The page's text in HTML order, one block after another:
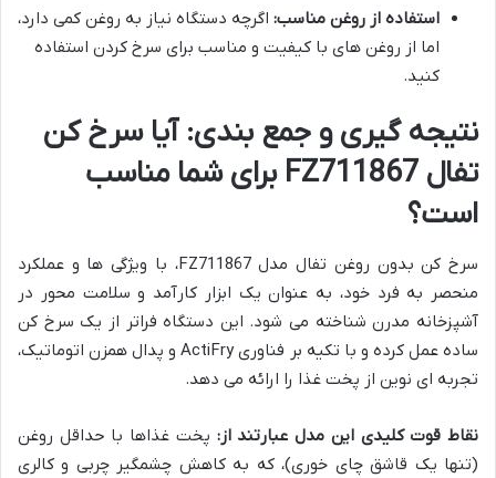
استفاده از روغن مناسب: اگرچه دستگاه نیاز به روغن کمی دارد،
اما از روغن های با کیفیت و مناسب برای سرخ کردن استفاده
کنید.
نتیجه گیری و جمع بندی: آیا سرخ کن
تفال FZ711867 برای شما مناسب
است؟
سرخ کن بدون روغن تفال مدل FZ711867، با ویژگی ها و عملکرد
منحصر به فرد خود، به عنوان یک ابزار کارآمد و سلامت محور در
آشپزخانه مدرن شناخته می شود. این دستگاه فراتر از یک سرخ کن
ساده عمل کرده و با تکیه بر فناوری ActiFry و پدال همزن اتوماتیک،
تجربه ای نوین از پخت غذا را ارائه می دهد.
نقاط قوت کلیدی این مدل عبارتند از: پخت غذاها با حداقل روغن
(تنها یک قاشق چای خوری)، که به کاهش چشمگیر چربی و کالری